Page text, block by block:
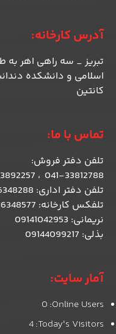
آدرس کارخانه:
تبریز _ سه راهی اهر به
اسلامی و دانشکده
کانتین
تماس با ما:
تلفن دفتر فروش:
041-33812788 ، 041-33892257
تلفن دفتر اداری: 36348288-041
تلفکس کارخانه: 36348577-041
نریمانی: 09141042953
بذلی: 09144099217
آمار سایت:
Online Users:
0
Today's Visitors:
4